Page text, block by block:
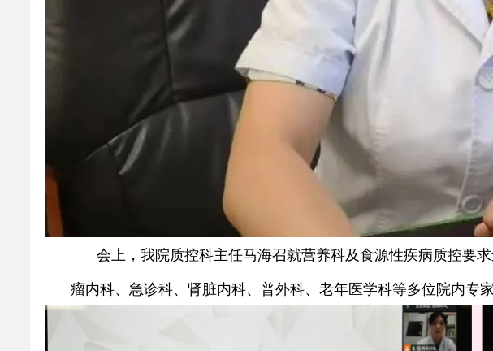
会上，我院质控科主任马海召就营养科及食源性疾病质控要
瘤内科、急诊科、肾脏内科、普外科、老年医学科等多位院内专